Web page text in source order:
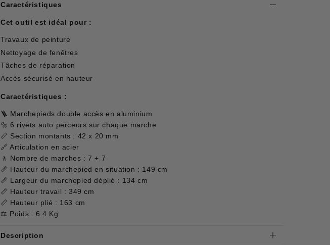
Caractéristiques
Cet outil est idéal pour :
Travaux de peinture
Nettoyage de fenêtres
Tâches de réparation
Accès sécurisé en hauteur
Caractéristiques :
🪜 Marchepieds double accès en aluminium
🔩 6 rivets auto perceurs sur chaque marche
📏 Section montants : 42 x 20 mm
🔗 Articulation en acier
🚶 Nombre de marches : 7 + 7
📏 Hauteur du marchepied en situation : 149 cm
📏 Largeur du marchepied déplié : 134 cm
📏 Hauteur travail : 349 cm
📏 Hauteur plié : 163 cm
⚖️ Poids : 6.4 Kg
Description